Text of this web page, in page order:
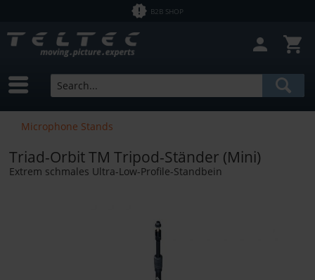
B2B SHOP
Microphone Stands
Triad-Orbit TM Tripod-Ständer (Mini)
Extrem schmales Ultra-Low-Profile-Standbein
In Stock
Brands
from €1.43 to€12758.00